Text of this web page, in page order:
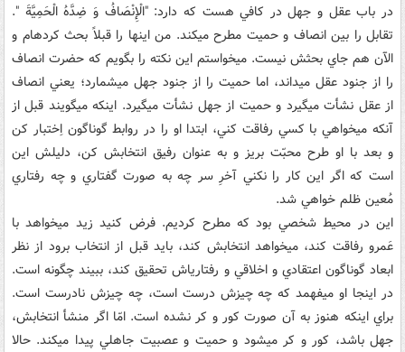
در باب عقل و جهل در کافي هست که دارد: "الْإِنْصَافُ وَ ضِدَّهُ الْحَمِيَّةَ ".
تقابل را بين انصاف و حميت مطرح مي‏کند. من اينها را قبلاً بحث کرده‏ام و
الآن هم جاي بحثش نيست. مي‏خواستم اين نکته را بگويم که حضرت انصاف
را از جنود عقل مي‏داند، اما حميت را از جنود جهل مي‏شمارد؛ يعني انصاف
از عقل نشأت مي‏گيرد و حميت از جهل نشأت مي‏گيرد. اينکه مي‏گويند قبل از
آنکه مي‏خواهي با کسي رفاقت کني، ابتدا او را در روابط گوناگون اِختبار کن
و بعد با او طرح محبّت بريز و به عنوان رفيق انتخابش کن، دليلش اين
است که اگر اين کار را نکني آخرِ سر چه به صورت گفتاري و چه رفتاري
مُعين ظلم خواهي شد.
اين در محيط شخصي بود که مطرح‏ ‏کرديم. فرض کنيد زيد مي‏خواهد با
عَمرو رفاقت کند، مي‏خواهد انتخابش کند، بايد قبل از انتخاب برود از نظر
ابعاد گوناگون اعتقادي و اخلاقي و رفتاري‏اش تحقيق کند، ببيند چگونه است.
در اينجا او مي‏فهمد که چه چيزش درست است، چه چيزش نادرست است.
براي اينکه هنوز به آن صورت کور و کر نشده است. امّا اگر منشأ انتخابش،
جهل باشد، کور و کر مي‏شود و حميت و عصبيت جاهلي پيدا مي‏کند. حالا